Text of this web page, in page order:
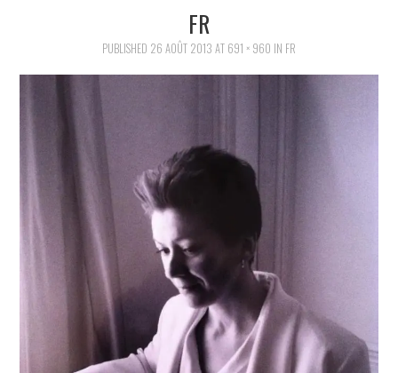
JURIDIQUE
CULTURE
FR
PUBLISHED 26 AOÛT 2013 AT 691 × 960 IN FR